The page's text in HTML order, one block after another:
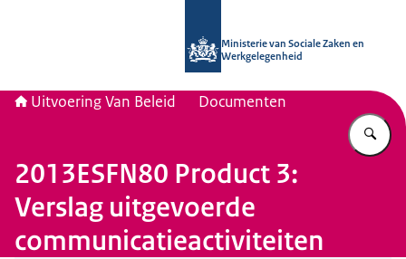
Ministerie van Sociale Zaken en
Werkgelegenheid
Uitvoering Van Beleid Documenten
2013ESFN80 Product 3:
Verslag uitgevoerde
communicatieactiviteiten